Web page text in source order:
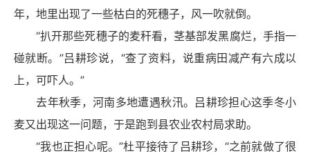
年，地里出现了一些枯白的死穗子，风一吹就倒。
“扒开那些死穗子的麦秆看，茎基部发黑腐烂，手指一
碰就断。”吕耕珍说，“查了资料，说重病田减产有六成以
上，可吓人。”
去年秋季，河南多地遭遇秋汛。吕耕珍担心这季冬小
麦又出现这一问题，于是跑到县农业农村局求助。
“我也正担心呢。”杜平接待了吕耕珍，“之前就做了很